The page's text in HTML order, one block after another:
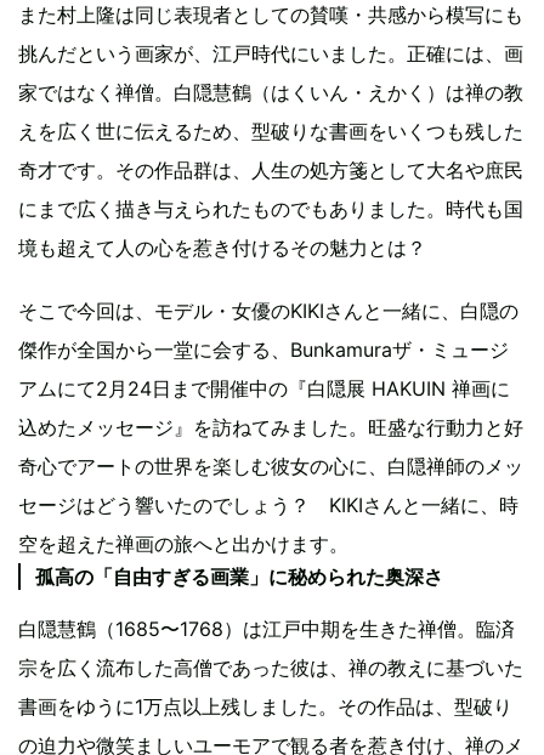
また村上隆は同じ表現者としての賛嘆・共感から模写にも
挑んだという画家が、江戸時代にいました。正確には、画
家ではなく禅僧。白隠慧鶴（はくいん・えかく）は禅の教
えを広く世に伝えるため、型破りな書画をいくつも残した
奇才です。その作品群は、人生の処方箋として大名や庶民
にまで広く描き与えられたものでもありました。時代も国
境も超えて人の心を惹き付けるその魅力とは？
そこで今回は、モデル・女優のKIKIさんと一緒に、白隠の
傑作が全国から一堂に会する、Bunkamuraザ・ミュージ
アムにて2月24日まで開催中の『白隠展 HAKUIN 禅画に
込めたメッセージ』を訪ねてみました。旺盛な行動力と好
奇心でアートの世界を楽しむ彼女の心に、白隠禅師のメッ
セージはどう響いたのでしょう？ KIKIさんと一緒に、時
空を超えた禅画の旅へと出かけます。
孤高の「自由すぎる画業」に秘められた奥深さ
白隠慧鶴（1685〜1768）は江戸中期を生きた禅僧。臨済
宗を広く流布した高僧であった彼は、禅の教えに基づいた
書画をゆうに1万点以上残しました。その作品は、型破り
の迫力や微笑ましいユーモアで観る者を惹き付け、禅のメ